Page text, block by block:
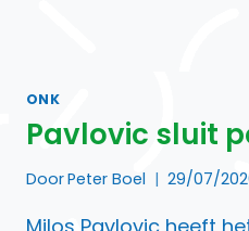
ONK
Pavlovic sluit
DoorPeter Boel 29/07/